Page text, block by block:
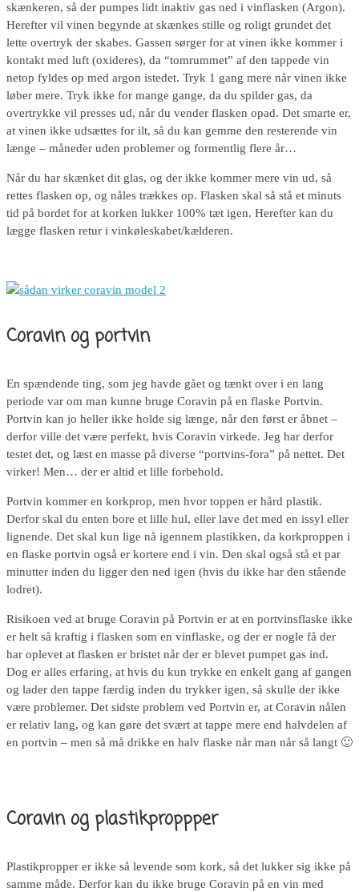
skænkeren, så der pumpes lidt inaktiv gas ned i vinflasken (Argon).
Herefter vil vinen begynde at skænkes stille og roligt grundet det
lette overtryk der skabes. Gassen sørger for at vinen ikke kommer i
kontakt med luft (oxideres), da “tomrummet” af den tappede vin
netop fyldes op med argon istedet. Tryk 1 gang mere når vinen ikke
løber mere. Tryk ikke for mange gange, da du spilder gas, da
overtrykke vil presses ud, når du vender flasken opad. Det smarte er,
at vinen ikke udsættes for ilt, så du kan gemme den resterende vin
længe – måneder uden problemer og formentlig flere år…
Når du har skænket dit glas, og der ikke kommer mere vin ud, så
rettes flasken op, og nåles trækkes op. Flasken skal så stå et minuts
tid på bordet for at korken lukker 100% tæt igen. Herefter kan du
lægge flasken retur i vinkøleskabet/kælderen.
Coravin og portvin
En spændende ting, som jeg havde gået og tænkt over i en lang
periode var om man kunne bruge Coravin på en flaske Portvin.
Portvin kan jo heller ikke holde sig længe, når den først er åbnet –
derfor ville det være perfekt, hvis Coravin virkede. Jeg har derfor
testet det, og læst en masse på diverse “portvins-fora” på nettet. Det
virker! Men… der er altid et lille forbehold.
Portvin kommer en korkprop, men hvor toppen er hård plastik.
Derfor skal du enten bore et lille hul, eller lave det med en issyl eller
lignende. Det skal kun lige nå igennem plastikken, da korkproppen i
en flaske portvin også er kortere end i vin. Den skal også stå et par
minutter inden du ligger den ned igen (hvis du ikke har den stående
lodret).
Risikoen ved at bruge Coravin på Portvin er at en portvinsflaske ikke
er helt så kraftig i flasken som en vinflaske, og der er nogle få der
har oplevet at flasken er bristet når der er blevet pumpet gas ind.
Dog er alles erfaring, at hvis du kun trykke en enkelt gang af gangen
og lader den tappe færdig inden du trykker igen, så skulle der ikke
være problemer. Det sidste problem ved Portvin er, at Coravin nålen
er relativ lang, og kan gøre det svært at tappe mere end halvdelen af
en portvin – men så må drikke en halv flaske når man når så langt 🙂
Coravin og plastikproppper
Plastikpropper er ikke så levende som kork, så det lukker sig ikke på
samme måde. Derfor kan du ikke bruge Coravin på en vin med